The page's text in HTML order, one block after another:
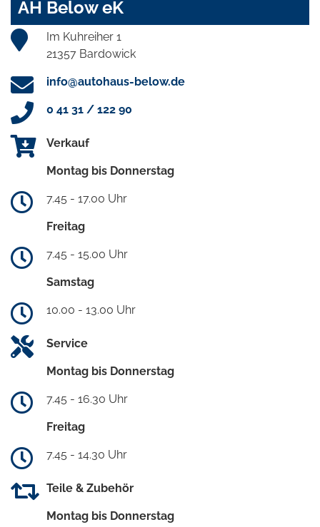
AH Below eK
Im Kuhreiher 1
21357 Bardowick
info@autohaus-below.de
0 41 31 / 122 90
Verkauf
Montag bis Donnerstag
7.45 - 17.00 Uhr
Freitag
7.45 - 15.00 Uhr
Samstag
10.00 - 13.00 Uhr
Service
Montag bis Donnerstag
7.45 - 16.30 Uhr
Freitag
7.45 - 14.30 Uhr
Teile & Zubehör
Montag bis Donnerstag